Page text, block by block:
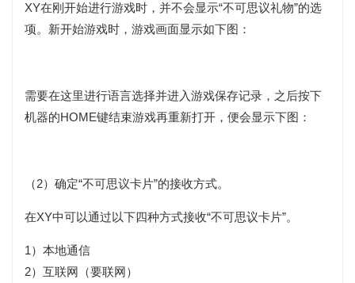
XY在刚开始进行游戏时，并不会显示“不可思议礼物”的选
项。新开始游戏时，游戏画面显示如下图：
需要在这里进行语言选择并进入游戏保存记录，之后按下
机器的HOME键结束游戏再重新打开，便会显示下图：
（2）确定“不可思议卡片”的接收方式。
在XY中可以通过以下四种方式接收“不可思议卡片”。
1）本地通信
2）互联网（要联网）